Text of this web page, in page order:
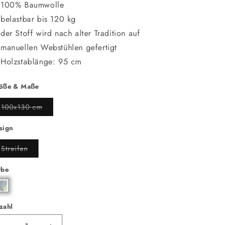
100% Baumwolle
belastbar bis 120 kg
der Stoff wird nach alter Tradition auf
manuellen Webstühlen gefertigt
Holzstablänge: 95 cm
& Maße
100x130 cmVariante
ausverkauft
StreifenVariante
ausverkauft